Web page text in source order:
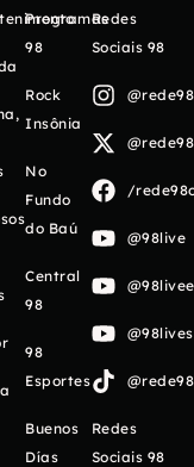
Programas
98
Rock
Insônia
No
Fundo
do Baú
Central
98
98
Esportes
Buenos
Días
Redes
Sociais 98
/
@98live
Redes
Sociais 98